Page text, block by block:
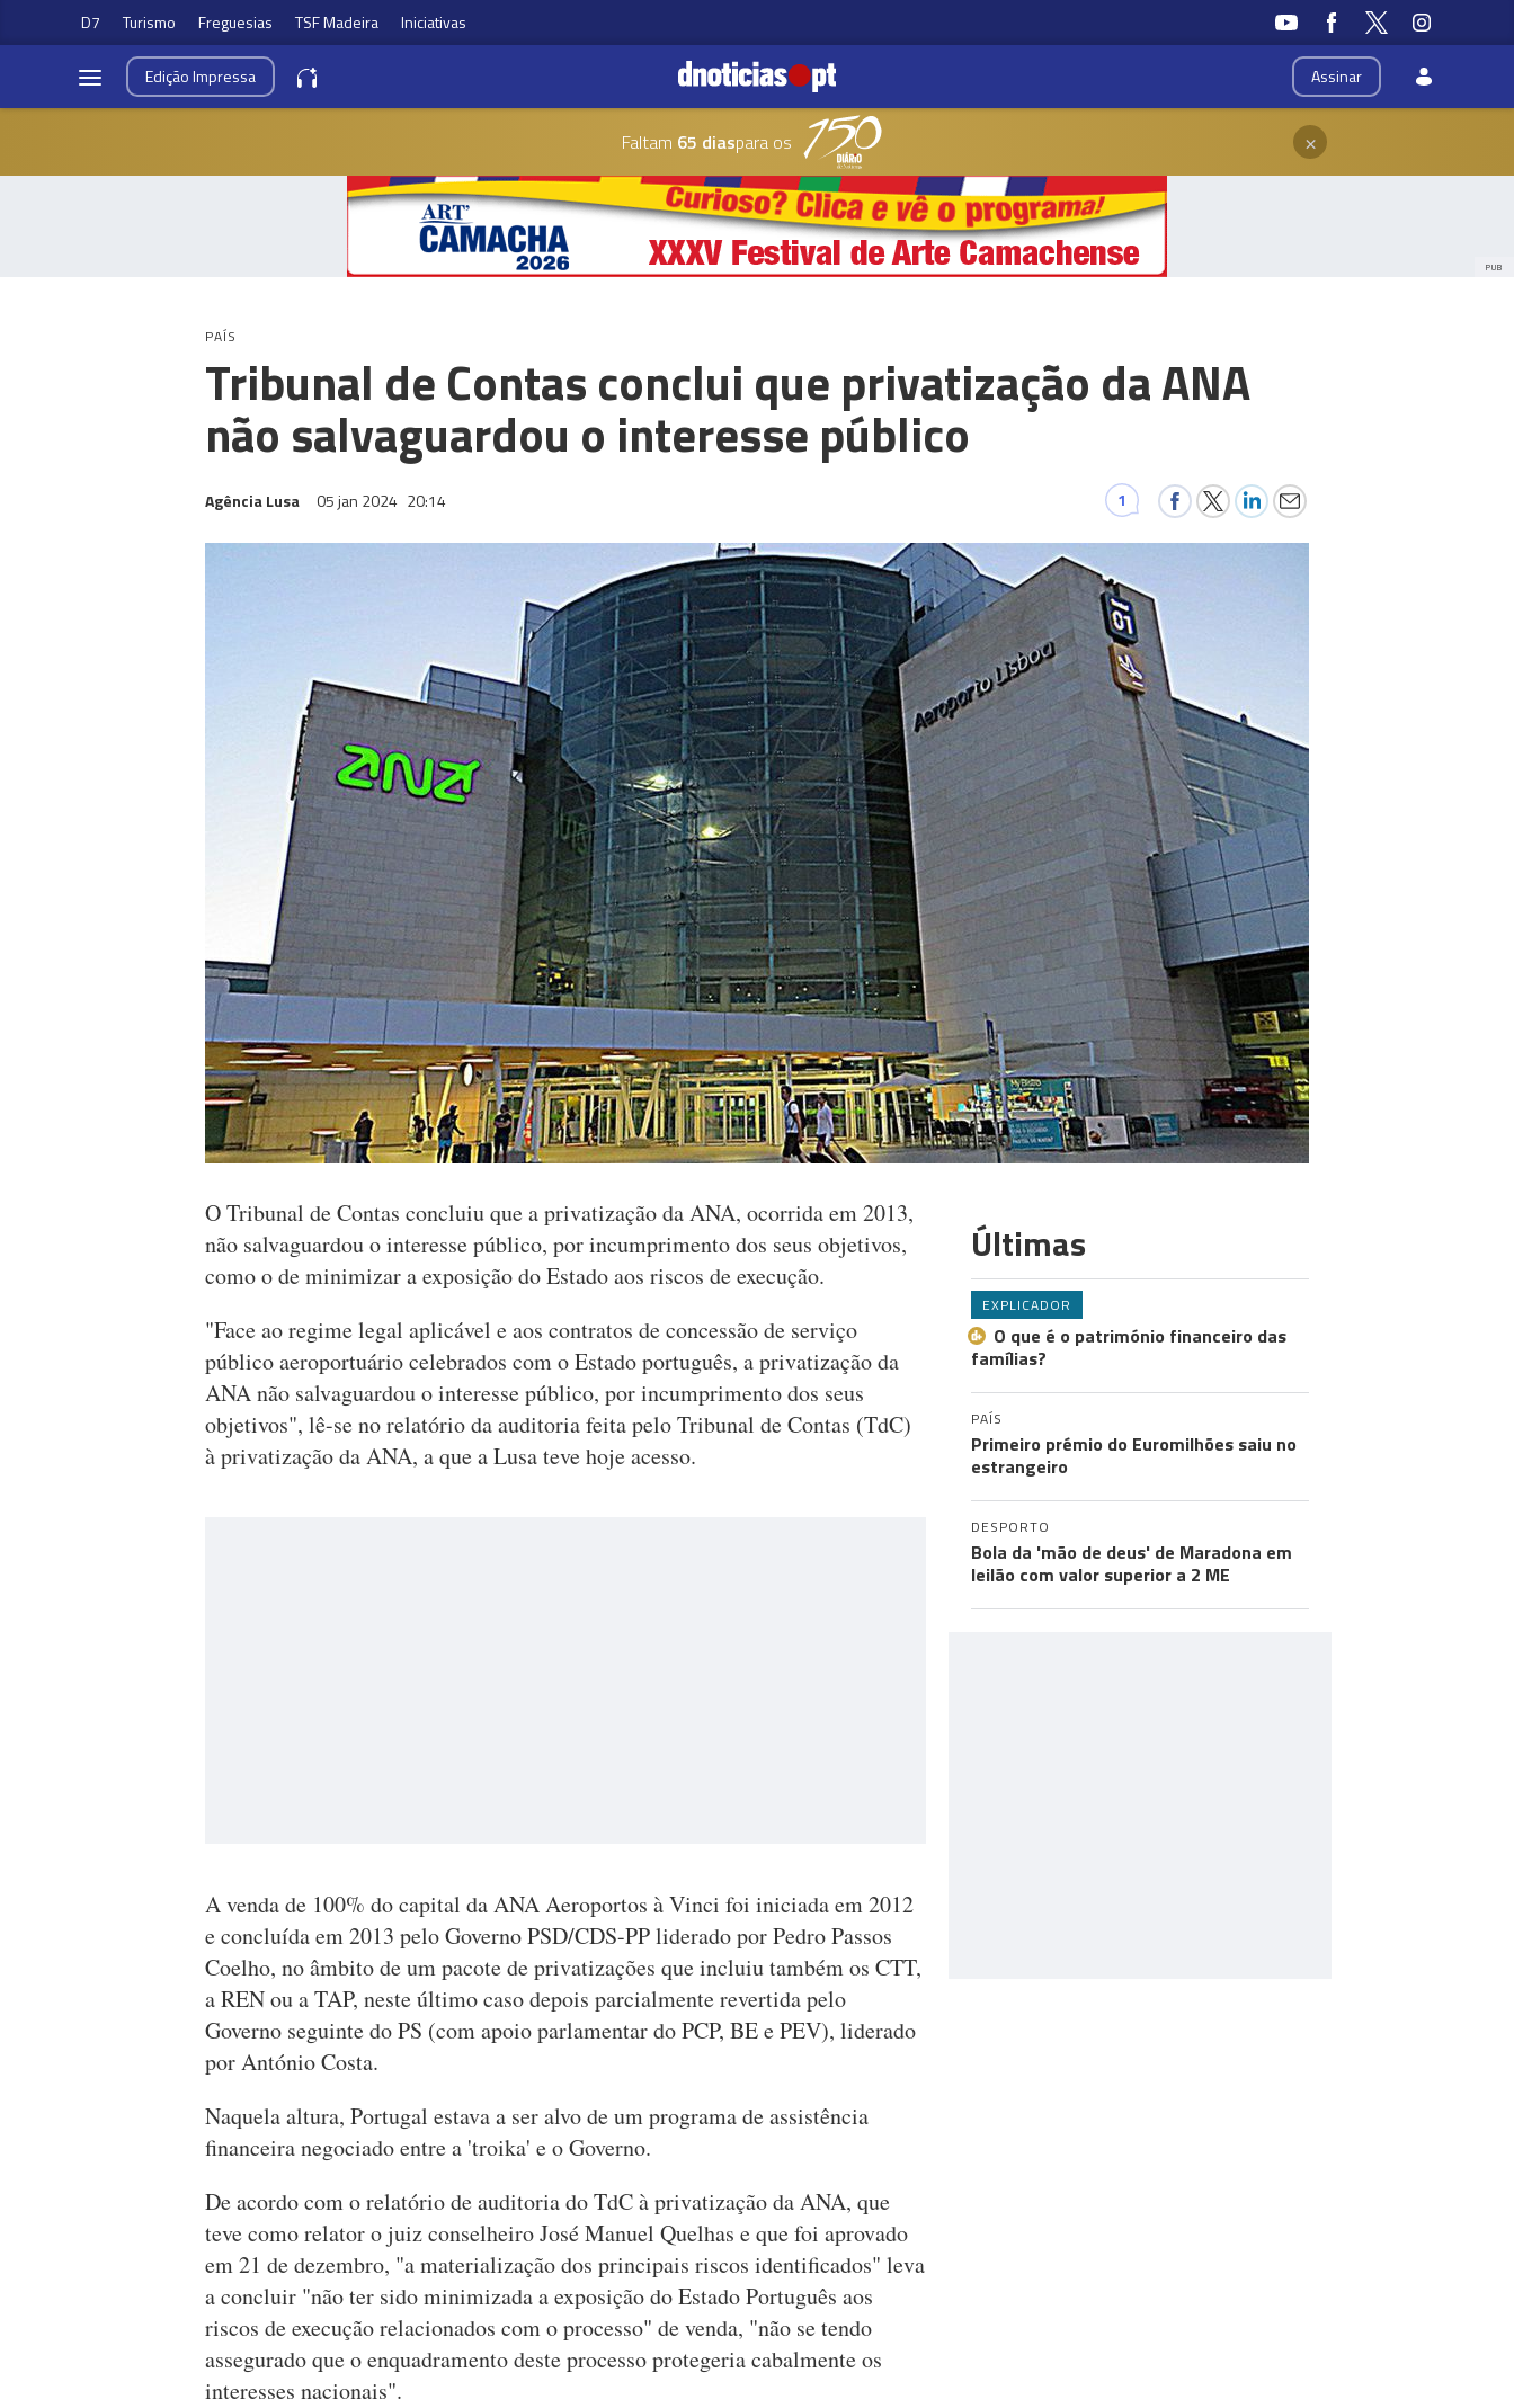
D7 Turismo Freguesias TSF Madeira Iniciativas
Assinar
EdiçãoImpressa
Faltam 65 diaspara os ×
PUB
PAÍS
Tribunal de Contas conclui que privatização da ANA
não salvaguardou o interesse público
Agência Lusa 05 jan 2024 20:14 1
O Tribunal de Contas concluiu que a privatização da ANA, ocorrida em 2013,
não salvaguardou o interesse público, por incumprimento dos seus objetivos,
como o de minimizar a exposição do Estado aos riscos de execução.
"Face ao regime legal aplicável e aos contratos de concessão de serviço
público aeroportuário celebrados com o Estado português, a privatização da
ANA não salvaguardou o interesse público, por incumprimento dos seus
objetivos", lê-se no relatório da auditoria feita pelo Tribunal de Contas (TdC)
à privatização da ANA, a que a Lusa teve hoje acesso.
A venda de 100% do capital da ANA Aeroportos à Vinci foi iniciada em 2012
e concluída em 2013 pelo Governo PSD/CDS-PP liderado por Pedro Passos
Coelho, no âmbito de um pacote de privatizações que incluiu também os CTT,
a REN ou a TAP, neste último caso depois parcialmente revertida pelo
Governo seguinte do PS (com apoio parlamentar do PCP, BE e PEV), liderado
por António Costa.
Naquela altura, Portugal estava a ser alvo de um programa de assistência
financeira negociado entre a 'troika' e o Governo.
De acordo com o relatório de auditoria do TdC à privatização da ANA, que
teve como relator o juiz conselheiro José Manuel Quelhas e que foi aprovado
em 21 de dezembro, "a materialização dos principais riscos identificados" leva
a concluir "não ter sido minimizada a exposição do Estado Português aos
riscos de execução relacionados com o processo" de venda, "não se tendo
assegurado que o enquadramento deste processo protegeria cabalmente os
interesses nacionais".
Últimas
EXPLICADOR
O que é o património financeiro das
famílias?
PAÍS
Primeiro prémio do Euromilhões saiu no
estrangeiro
DESPORTO
Bola da 'mão de deus' de Maradona em
leilão com valor superior a 2 ME